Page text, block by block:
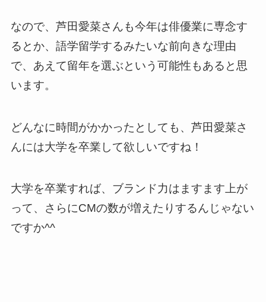
なので、芦田愛菜さんも今年は俳優業に専念す
るとか、語学留学するみたいな前向きな理由
で、あえて留年を選ぶという可能性もあると思
います。
どんなに時間がかかったとしても、 芦田愛菜さ
んには大学を卒業して欲しいですね！
大学を卒業すれば、ブランド力はますます上が
って、さらにCMの数が増えたりするんじゃない
ですか^^